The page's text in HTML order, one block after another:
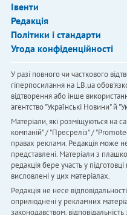
Івенти
Редакція
Політики і стандарти
Угода конфіденційності
У разі повного чи часткового
гіперпосилання на LB.ua
відтворення або інше
агентство "Українськi Новини" й
Матеріали, які розміщуються на
компаній" / "Пресреліз" /
правах реклами. Редакція може
представлені. Матеріали з
редакція бере участь у
висловлені у цих матеріалах.
Редакція не несе
оприлюднені у рекламних
законодавством,